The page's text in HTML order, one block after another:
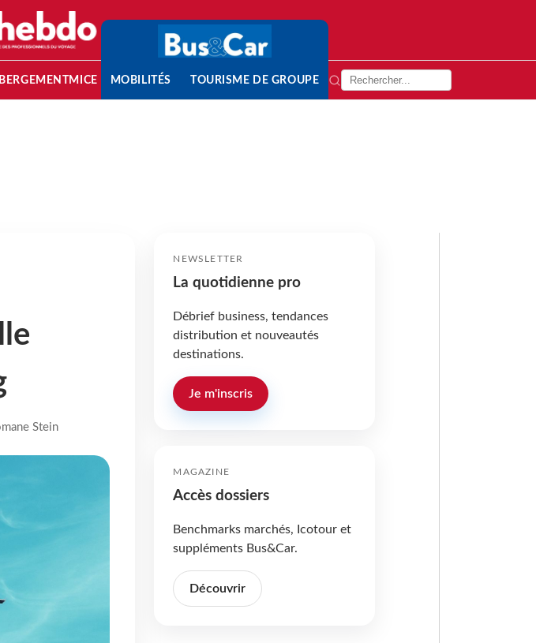
MICE MOBILITÉS TOURISME DE GROUPE
Stein
NEWSLETTER
La quotidienne pro
Débrief business, tendances
distribution et nouveautés
destinations.
Je m'inscris
MAGAZINE
Accès dossiers
Benchmarks marchés, Icotour et
suppléments Bus&Car.
Découvrir